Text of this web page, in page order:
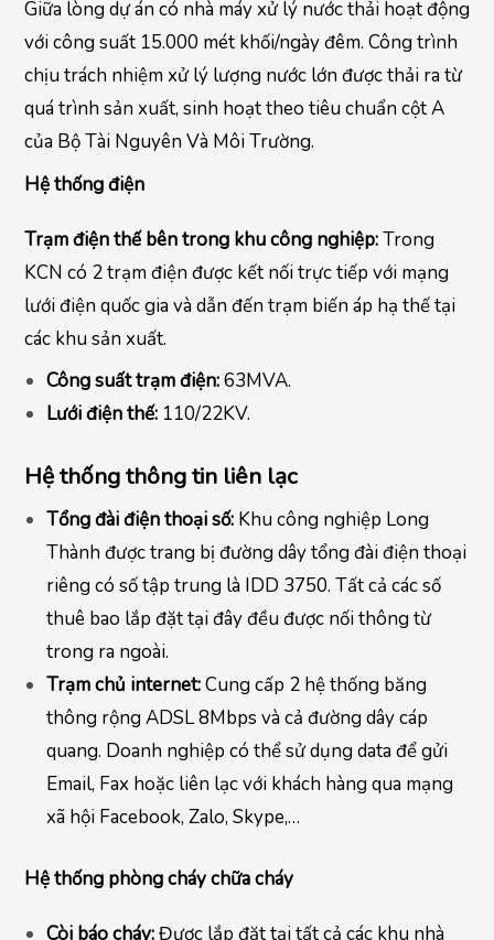
Giữa lòng dự án có nhà máy xử lý nước thải hoạt động
với công suất 15.000 mét khối/ngày đêm. Công trình
chịu trách nhiệm xử lý lượng nước lớn được thải ra từ
quá trình sản xuất, sinh hoạt theo tiêu chuẩn cột A
của Bộ Tài Nguyên Và Môi Trường.
Hệ thống điện
Trạm điện thế bên trong khu công nghiệp:Trong
KCN có 2 trạm điện được kết nối trực tiếp với mạng
lưới điện quốc gia và dẫn đến trạm biến áp hạ thế tại
các khu sản xuất.
Công suất trạm điện:63MVA.
Lưới điện thế: 110/22KV.
Hệ thống thông tin liên lạc
Tổng đài điện thoại số: Khu công nghiệp Long
Thành được trang bị đường dây tổng đài điện thoại
riêng có số tập trung là IDD 3750. Tất cả các số
thuê bao lắp đặt tại đây đều được nối thông từ
trong ra ngoài.
Trạm chủ internet:Cung cấp 2 hệ thống băng
thông rộng ADSL 8Mbps và cả đường dây cáp
quang. Doanh nghiệp có thể sử dụng data để gửi
Email, Fax hoặc liên lạc với khách hàng qua mạng
xã hội Facebook, Zalo, Skype,…
Hệ thống phòng cháy chữa cháy
Còi báo cháy:Được lắp đặt tại tất cả các khu nhà